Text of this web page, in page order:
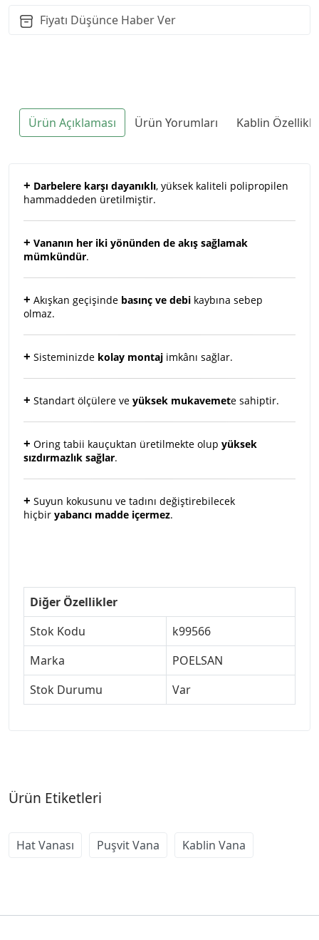
Fiyatı Düşünce Haber Ver
Ürün Açıklaması Ürün Yorumları Kablin
+ Darbelere karşı dayanıklı, yüksek kaliteli polipropilen
hammaddeden üretilmiştir.
+ Vananın her iki yönünden de akış sağlamak
mümkündür.
+ Akışkan geçişinde basınç ve debi kaybına sebep
olmaz.
+ Sisteminizde kolay montaj imkânı sağlar.
+ Standart ölçülere ve yüksek mukavemete sahiptir.
+ Oring tabii kauçuktan üretilmekte olup yüksek
sızdırmazlık sağlar.
+ Suyun kokusunu ve tadını değiştirebilecek
hiçbir yabancı madde içermez.
Diğer Özellikler
Stok Kodu
k99566
Marka
POELSAN
Stok Durumu
Var
Ürün Etiketleri
Hat Vanası Puşvit Vana Kablin Vana